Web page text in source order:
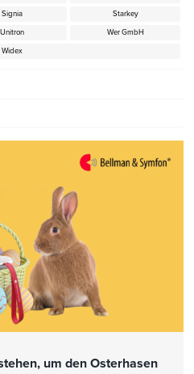
um den Osterhasen
Signia
Starkey
Unitron
Wer GmbH
Widex